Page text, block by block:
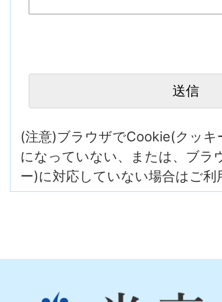
(注意)ブラウザでCookie(クッキ
になっていない、または、ブラ
ー)に対応していない場合はご利